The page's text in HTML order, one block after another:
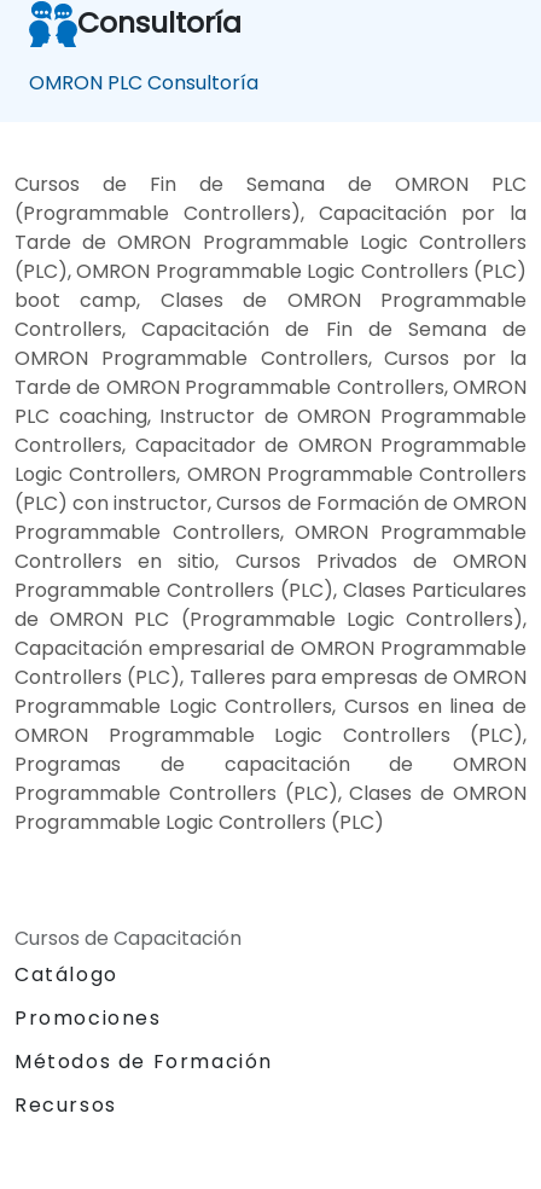
Consultoría
OMRON PLC Consultoría
Cursos de Fin de Semana de OMRON PLC
(Programmable Controllers), Capacitación por la
Tarde de OMRON Programmable Logic Controllers
(PLC), OMRON Programmable Logic Controllers (PLC)
boot camp, Clases de OMRON Programmable
Controllers, Capacitación de Fin de Semana de
OMRON Programmable Controllers, Cursos por la
Tarde de OMRON Programmable Controllers, OMRON
PLC coaching, Instructor de OMRON Programmable
Controllers, Capacitador de OMRON Programmable
Logic Controllers, OMRON Programmable Controllers
(PLC) con instructor, Cursos de Formación de OMRON
Programmable Controllers, OMRON Programmable
Controllers en sitio, Cursos Privados de OMRON
Programmable Controllers (PLC), Clases Particulares
de OMRON PLC (Programmable Logic Controllers),
Capacitación empresarial de OMRON Programmable
Controllers (PLC), Talleres para empresas de OMRON
Programmable Logic Controllers, Cursos en linea de
OMRON Programmable Logic Controllers (PLC),
Programas de capacitación de OMRON
Programmable Controllers (PLC), Clases de OMRON
Programmable Logic Controllers (PLC)
Cursos de Capacitación
Catálogo
Promociones
Métodos de Formación
Recursos